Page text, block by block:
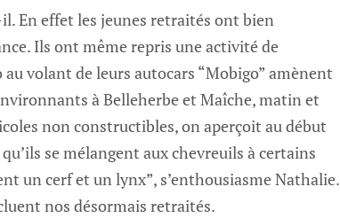
En effet les jeunes retraités ont bien
Ils ont même repris une activité de
volant de leurs autocars “Mobigo” amènent
à Belleherbe et Maîche, matin et
non constructibles, on aperçoit au début
se mélangent aux chevreuils à certains
un cerf et un lynx”, s’enthousiasme Nathalie.
nos désormais retraités.